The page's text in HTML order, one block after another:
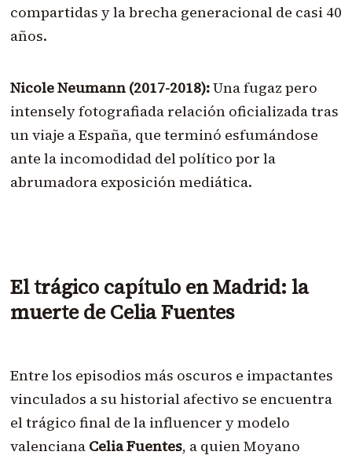
compartidas y la brecha generacional de casi 40
años.
Nicole Neumann (2017-2018):Una fugaz pero
intensely fotografiada relación oficializada tras
un viaje a España, que terminó esfumándose
ante la incomodidad del político por la
abrumadora exposición mediática.
El trágico capítulo en Madrid: la
muerte de Celia Fuentes
Entre los episodios más oscuros e impactantes
vinculados a su historial afectivo se encuentra
el trágico final de la influencer y modelo
valenciana Celia Fuentes, a quien Moyano